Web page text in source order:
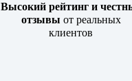
Высокий рейтинг и
отзывы от реальных
клиентов